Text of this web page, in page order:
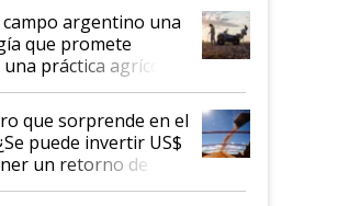
argentino una
que promete
práctica agrícola
si analizar el suelo
simple como apretar
que sorprende en el
puede invertir US$
un retorno de
10 en agricultura?